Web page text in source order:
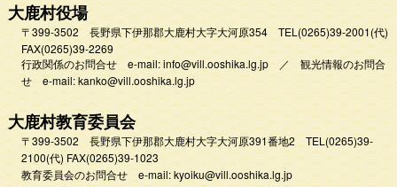
大鹿村役場
〒399-3502 長野県下伊那郡大鹿村大字大河原354 TEL (0265)39-2001(代)
FAX(0265)39-2269
行政関係のお問合せ e-mail:info@vill.ooshika.lg.jp／ 観光情報のお問合
せ e-mail:kanko@vill.ooshika.lg.jp
大鹿村教育委員会
〒399-3502 長野県下伊那郡大鹿村大字大河原391番地2 TEL (0265)39-
2100(代) FAX(0265)39-1023
教育委員会のお問合せ e-mail:kyoiku@vill.ooshika.lg.jp